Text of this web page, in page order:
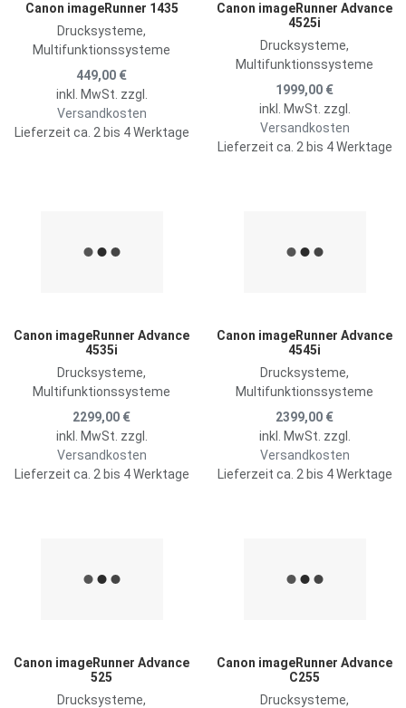
Canon imageRunner 1435
Drucksysteme,
Multifunktionssysteme
449,00 €
inkl. MwSt. zzgl.
Versandkosten
Lieferzeit ca. 2 bis 4 Werktage
Canon imageRunner Advance
4525i
Drucksysteme,
Multifunktionssysteme
1999,00 €
inkl. MwSt. zzgl.
Versandkosten
Lieferzeit ca. 2 bis 4 Werktage
Zum Vergleich hinzufügen
Canon imageRunner Advance
4535i
Drucksysteme,
Multifunktionssysteme
2299,00 €
inkl. MwSt. zzgl.
Versandkosten
Lieferzeit ca. 2 bis 4 Werktage
Canon imageRunner Advance
4545i
Drucksysteme,
Multifunktionssysteme
2399,00 €
inkl. MwSt. zzgl.
Versandkosten
Lieferzeit ca. 2 bis 4 Werktage
Zum Vergleich hinzufügen
Canon imageRunner Advance
525
Drucksysteme,
Canon imageRunner Advance
C255
Drucksysteme,